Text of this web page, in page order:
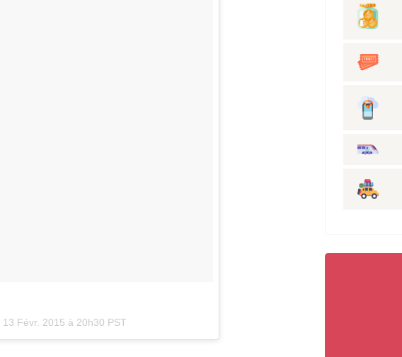
13 Févr. 2015 à 20h30 PST